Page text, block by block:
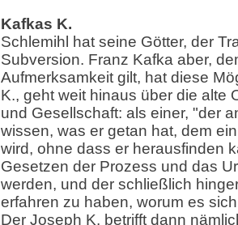
Kafkas K.
Schlemihl hat seine Götter, der
Subversion. Franz Kafka aber,
Aufmerksamkeit gilt, hat diese
K., geht weit hinaus über die alte
und Gesellschaft: als einer, "der
wissen, was er getan hat, dem
wird, ohne dass er herausfinden
Gesetzen der Prozess und das
werden, und der schließlich
erfahren zu haben, worum es
Der Joseph K. betrifft dann